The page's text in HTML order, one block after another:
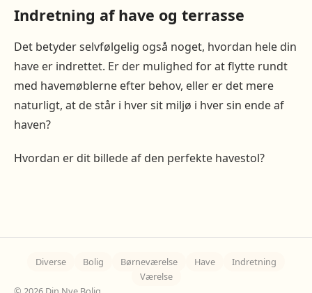
Indretning af have og terrasse
Det betyder selvfølgelig også noget, hvordan hele din
have er indrettet. Er der mulighed for at flytte rundt
med havemøblerne efter behov, eller er det mere
naturligt, at de står i hver sit miljø i hver sin ende af
haven?
Hvordan er dit billede af den perfekte havestol?
Diverse Bolig Børneværelse Have
Indretning
Værelse